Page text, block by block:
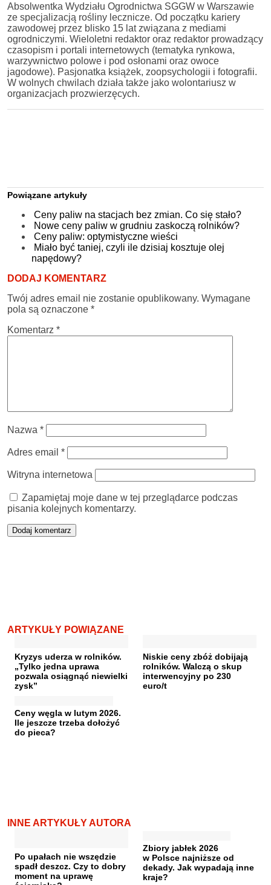
Absolwentka Wydziału Ogrodnictwa SGGW w Warszawie
ze specjalizacją rośliny lecznicze. Od początku kariery
zawodowej przez blisko 15 lat związana z mediami
ogrodniczymi. Wieloletni redaktor oraz redaktor prowadzący
czasopism i portali internetowych (tematyka rynkowa,
warzywnictwo polowe i pod osłonami oraz owoce
jagodowe). Pasjonatka książek, zoopsychologii i fotografii.
W wolnych chwilach działa także jako wolontariusz w
organizacjach prozwierzęcych.
Powiązane artykuły
Ceny paliw na stacjach bez zmian. Co się stało?
Nowe ceny paliw w grudniu zaskoczą rolników?
Ceny paliw: optymistyczne wieści
Miało być taniej, czyli ile dzisiaj kosztuje olej
napędowy?
DODAJ KOMENTARZ
Twój adres email nie zostanie opublikowany. Wymagane
pola są oznaczone *
Komentarz *
Nazwa *
Adres email *
Witryna internetowa
Zapamiętaj moje dane w tej przeglądarce podczas
pisania kolejnych komentarzy.
ARTYKUŁY POWIĄZANE
Kryzys uderza w rolników.
„Tylko jedna uprawa
pozwala osiągnąć niewielki
zysk”
Niskie ceny zbóż dobijają
rolników. Walczą o skup
interwencyjny po 230
euro/t
Ceny węgla w lutym 2026.
Ile jeszcze trzeba dołożyć
do pieca?
INNE ARTYKUŁY AUTORA
Po upałach nie wszędzie
spadł deszcz. Czy to dobry
moment na uprawę
Zbiory jabłek 2026
w Polsce najniższe od
dekady. Jak wypadają inne
kraje?